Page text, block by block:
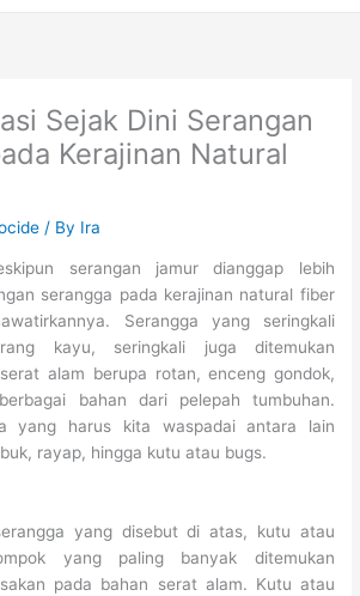
Sejak Dini Serangan
Kerajinan Natural
/ By Ira
serangan jamur dianggap lebih
serangga pada kerajinan natural fiber
Serangga yang seringkali
kayu, seringkali juga ditemukan
alam berupa rotan, enceng gondok,
bahan dari pelepah tumbuhan.
yang harus kita waspadai antara lain
rayap, hingga kutu atau bugs.
yang disebut di atas, kutu atau
yang paling banyak ditemukan
pada bahan serat alam. Kutu atau